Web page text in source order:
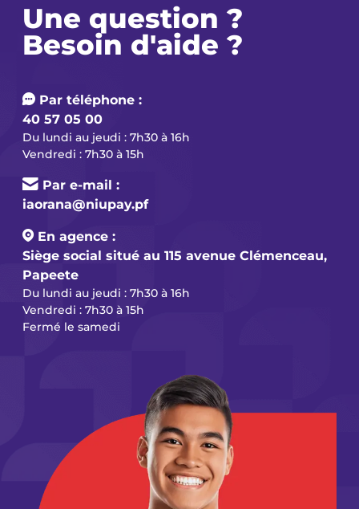
Une question ?
Besoin d'aide ?
Par téléphone :
40 57 05 00
Du lundi au jeudi : 7h30 à 16h
Vendredi : 7h30 à 15h
Par e-mail :
iaorana@niupay.pf
En agence :
Siège social situé au 115 avenue Clémenceau,
Papeete
Du lundi au jeudi : 7h30 à 16h
Vendredi : 7h30 à 15h
Fermé le samedi